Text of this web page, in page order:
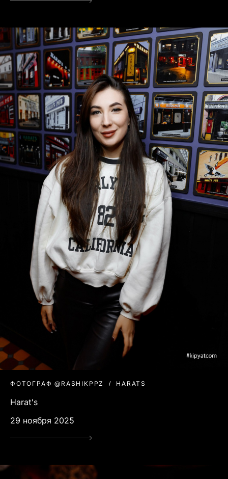
ФОТОГРАФ @RASHIKPPZ HARATS
Harat's
29 ноября 2025